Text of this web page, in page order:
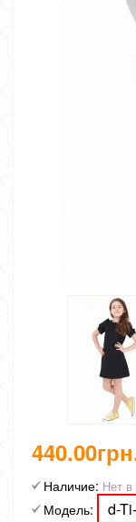
Наличие: Нет в
Модель: d-